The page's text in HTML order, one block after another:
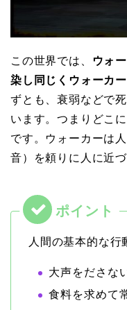
この世界では、
ウォ
染し同じくウォーカ
ずとも、衰弱などで
います。つまりどこ
です。ウォーカーは
音）を頼りに人に近
人間の基本的な行
大声をださな
食料を求めて